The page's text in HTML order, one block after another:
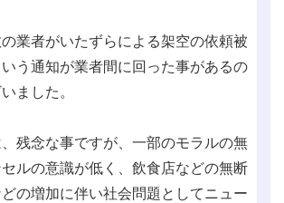
業者がいたずらによる架空の依頼被
う通知が業者間に回った事があるの
ました。
残念な事ですが、一部のモラルの無
ルの意識が低く、飲食店などの無断
の増加に伴い社会問題としてニュー